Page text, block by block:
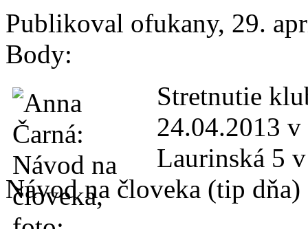
Publikoval ofukany, 29.
Body:
Stretnutie
24.04.2013
Laurinská 5
Návod na človeka (tip dňa)